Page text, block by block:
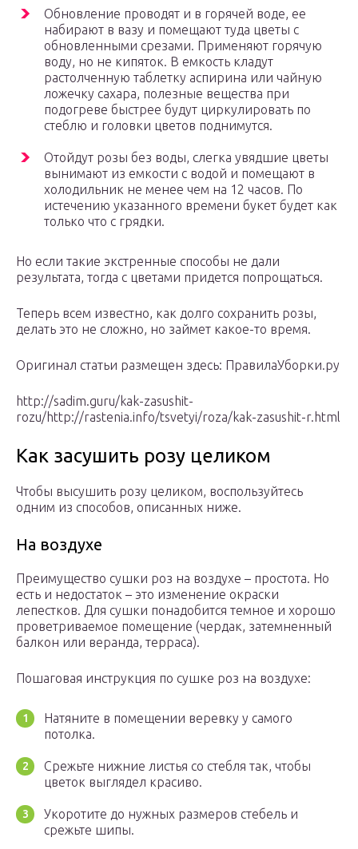
Обновление проводят и в горячей воде, ее
набирают в вазу и помещают туда цветы с
обновленными срезами. Применяют горячую
воду, но не кипяток. В емкость кладут
растолченную таблетку аспирина или чайную
ложечку сахара, полезные вещества при
подогреве быстрее будут циркулировать по
стеблю и головки цветов поднимутся.
Отойдут розы без воды, слегка увядшие цветы
вынимают из емкости с водой и помещают в
холодильник не менее чем на 12 часов. По
истечению указанного времени букет будет как
только что с грядки.
Но если такие экстренные способы не дали
результата, тогда с цветами придется попрощаться.
Теперь всем известно, как долго сохранить розы,
делать это не сложно, но займет какое-то время.
Оригинал статьи размещен здесь: ПравилаУборки.ру
http://sadim.guru/kak-zasushit-
rozu/http://rastenia.info/tsvetyi/roza/kak-zasushit-r.html
Как засушить розу целиком
Чтобы высушить розу целиком, воспользуйтесь
одним из способов, описанных ниже.
На воздухе
Преимущество сушки роз на воздухе – простота. Но
есть и недостаток – это изменение окраски
лепестков. Для сушки понадобится темное и хорошо
проветриваемое помещение (чердак, затемненный
балкон или веранда, терраса).
Пошаговая инструкция по сушке роз на воздухе:
Натяните в помещении веревку у самого
потолка.
Срежьте нижние листья со стебля так, чтобы
цветок выглядел красиво.
Укоротите до нужных размеров стебель и
срежьте шипы.